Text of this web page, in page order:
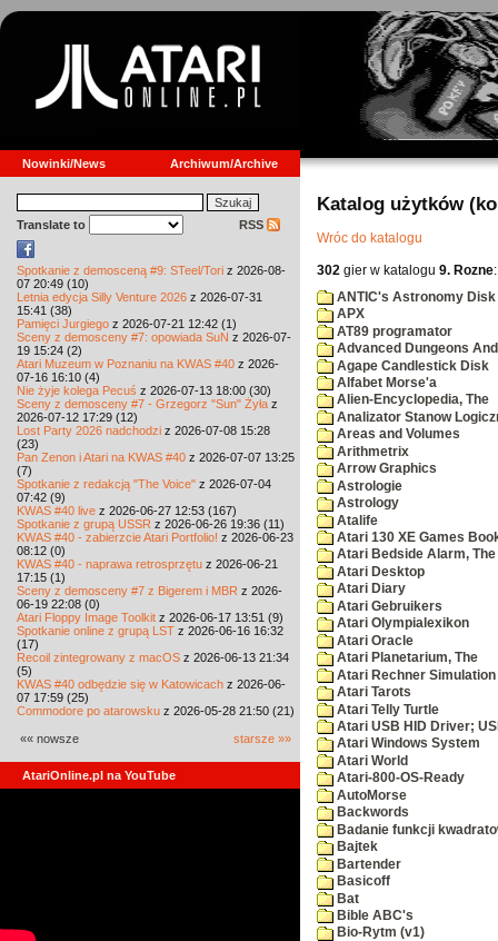
Nowinki/News Archiwum/Archive
Translate to RSS
Spotkanie z demosceną #9: STeel/Tori z 2026-08-
07 20:49 (10)
Letnia edycja Silly Venture 2026 z 2026-07-31
15:41 (38)
Pamięci Jurgiego z 2026-07-21 12:42 (1)
Sceny z demosceny #7: opowiada SuN z 2026-07-
19 15:24 (2)
Atari Muzeum w Poznaniu na KWAS #40 z 2026-
07-16 16:10 (4)
Nie żyje kolega Pecuś z 2026-07-13 18:00 (30)
Sceny z demosceny #7 - Grzegorz "Sun" Żyła z
2026-07-12 17:29 (12)
Lost Party 2026 nadchodzi z 2026-07-08 15:28
(23)
Pan Zenon i Atari na KWAS #40 z 2026-07-07 13:25
(7)
Spotkanie z redakcją "The Voice" z 2026-07-04
07:42 (9)
KWAS #40 live z 2026-06-27 12:53 (167)
Spotkanie z grupą USSR z 2026-06-26 19:36 (11)
KWAS #40 - zabierzcie Atari Portfolio! z 2026-06-23
08:12 (0)
KWAS #40 - naprawa retrosprzętu z 2026-06-21
17:15 (1)
Sceny z demosceny #7 z Bigerem i MBR z 2026-
06-19 22:08 (0)
Atari Floppy Image Toolkit z 2026-06-17 13:51 (9)
Spotkanie online z grupą LST z 2026-06-16 16:32
(17)
Recoil zintegrowany z macOS z 2026-06-13 21:34
(5)
KWAS #40 odbędzie się w Katowicach z 2026-06-
07 17:59 (25)
Commodore po atarowsku z 2026-05-28 21:50 (21)
«« nowsze starsze »»
AtariOnline.pl na YouTube
Katalog użytków
Wróc do katalogu
302 gier w katalogu 9. Rozne:
ANTIC's Astronomy Disk
APX
AT89 programator
Advanced Dungeons
Agape Candlestick Disk
Alfabet Morse'a
Alien-Encyclopedia, The
Analizator Stanow
Areas and Volumes
Arithmetrix
Arrow Graphics
Astrologie
Astrology
Atalife
Atari 130 XE Games
Atari Bedside Alarm, The
Atari Desktop
Atari Diary
Atari Gebruikers
Atari Olympialexikon
Atari Oracle
Atari Planetarium, The
Atari Rechner Simulation
Atari Tarots
Atari Telly Turtle
Atari USB HID Driver;
Atari Windows System
Atari World
Atari-800-OS-Ready
AutoMorse
Backwords
Badanie funkcji
Bajtek
Bartender
Basicoff
Bat
Bible ABC's
Bio-Rytm (v1)